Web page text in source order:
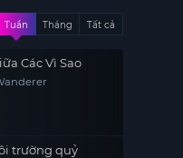
Tuần Tháng Tất cả
Các Vì Sao
trường quỷ